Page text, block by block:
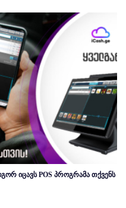
იცავს POS პროგრამა თქვენს